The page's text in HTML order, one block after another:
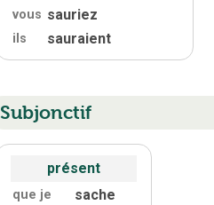
vous sauriez
ils sauraient
Subjonctif
présent
que je sache